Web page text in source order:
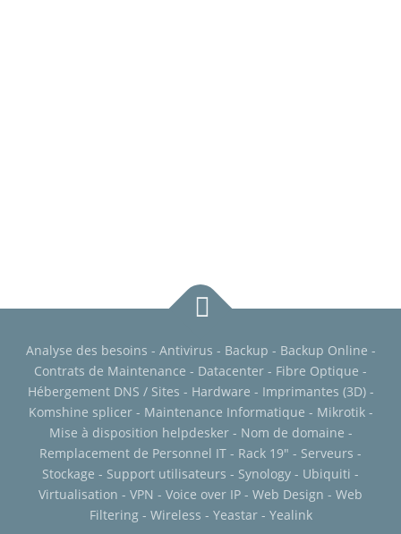
Analyse des besoins - Antivirus - Backup - Backup Online -
Contrats de Maintenance - Datacenter - Fibre Optique -
Hébergement DNS / Sites - Hardware - Imprimantes (3D) -
Komshine splicer - Maintenance Informatique - Mikrotik -
Mise à disposition helpdesker - Nom de domaine -
Remplacement de Personnel IT - Rack 19" - Serveurs -
Stockage - Support utilisateurs - Synology - Ubiquiti -
Virtualisation - VPN - Voice over IP - Web Design - Web
Filtering - Wireless - Yeastar - Yealink